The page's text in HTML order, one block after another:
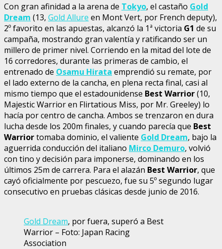
Con gran afinidad a la arena de Tokyo, el castaño Gold
Dream (13, Gold Allure en Mont Vert, por French deputy),
2º favorito en las apuestas, alcanzó la 1ª victoria G1 de su
campaña, mostrando gran valentía y ratificando ser un
millero de primer nivel. Corriendo en la mitad del lote de
16 corredores, durante las primeras de cambio, el
entrenado de Osamu Hirata emprendió su remate, por
el lado externo de la cancha, en plena recta final, casi al
mismo tiempo que el estadounidense Best Warrior(10,
Majestic Warrior en Flirtatious Miss, por Mr. Greeley) lo
hacía por centro de cancha. Ambos se trenzaron en dura
lucha desde los 200m finales, y cuando parecía que Best
Warriortomaba dominio, el valiente Gold Dream, bajo la
aguerrida conducción del italiano Mirco Demuro, volvió
con tino y decisión para imponerse, dominando en los
últimos 25m de carrera. Para el alazán Best Warrior, que
cayó oficialmente por pescuezo, fue su 5º segundo lugar
consecutivo en pruebas clásicas desde junio de 2016.
Gold Dream, por fuera, superó a Best
Warrior – Foto: Japan Racing
Association